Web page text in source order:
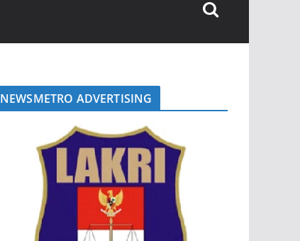
NEWSMETRO ADVERTISING